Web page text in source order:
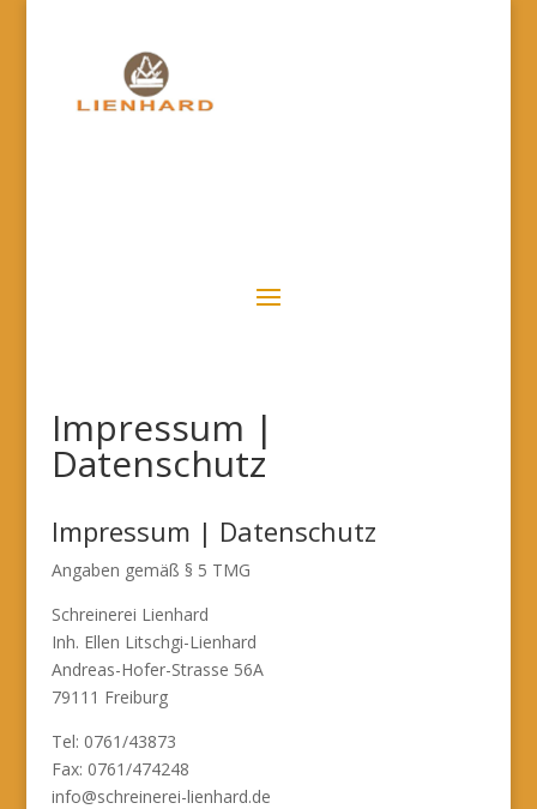
Impressum |
Datenschutz
Impressum | Datenschutz
Angaben gemäß § 5 TMG
Schreinerei Lienhard
Inh. Ellen Litschgi-Lienhard
Andreas-Hofer-Strasse 56A
79111 Freiburg
Tel: 0761/43873
Fax: 0761/474248
info@schreinerei-lienhard.de